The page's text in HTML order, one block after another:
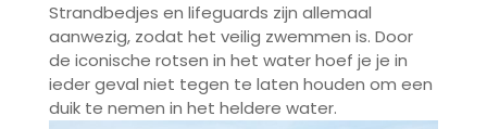
Strandbedjes en lifeguards zijn allemaal
aanwezig, zodat het veilig zwemmen is. Door
de iconische rotsen in het water hoef je je in
ieder geval niet tegen te laten houden om een
duik te nemen in het heldere water.